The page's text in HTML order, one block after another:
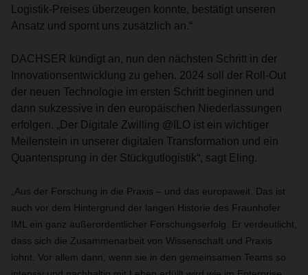
Logistik-Preises überzeugen konnte, bestätigt unseren
Ansatz und spornt uns zusätzlich an.“
DACHSER kündigt an, nun den nächsten Schritt in der
Innovationsentwicklung zu gehen. 2024 soll der Roll-Out
der neuen Technologie im ersten Schritt beginnen und
dann sukzessive in den europäischen Niederlassungen
erfolgen. „Der Digitale Zwilling @ILO ist ein wichtiger
Meilenstein in unserer digitalen Transformation und ein
Quantensprung in der Stückgutlogistik“, sagt Eling.
„Aus der Forschung in die Praxis – und das europaweit. Das ist
auch vor dem Hintergrund der langen Historie des Fraunhofer
IML ein ganz außerordentlicher Forschungserfolg. Er verdeutlicht,
dass sich die Zusammenarbeit von Wissenschaft und Praxis
lohnt. Vor allem dann, wenn sie in den gemeinsamen Teams so